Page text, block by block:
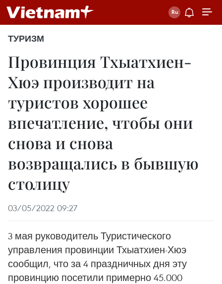
ТУРИЗМ
Провинция Тхыатхиен-
Хюэ производит на
туристов хорошее
впечатление, чтобы они
снова и снова
возвращались в бывшую
столицу
03/05/2022 09:27
3 мая руководитель Туристического
управления провинции Тхыатхиен-Хюэ
сообщил, что за 4 праздничных дня эту
провинцию посетили примерно 45.000